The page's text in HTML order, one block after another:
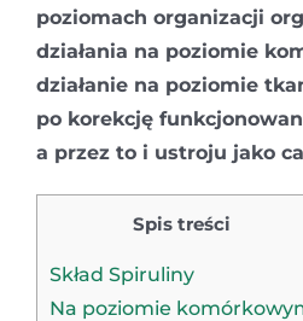
poziomach organizacji
działania na poziomie
działanie na poziomie
po korekcję
a przez to i ustroju jako
Spis treści
Skład Spiruliny
Na poziomie